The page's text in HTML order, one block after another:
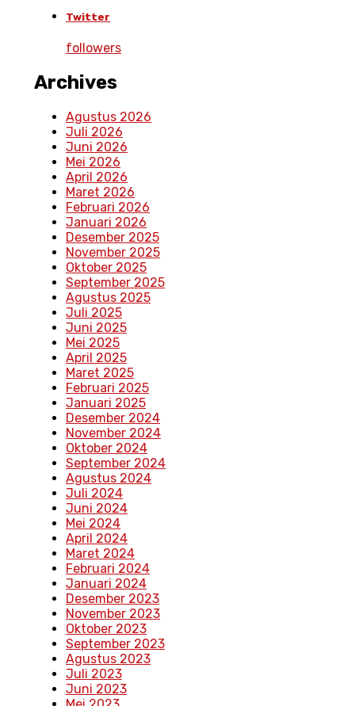
Twitter
followers
Archives
Agustus 2026
Juli 2026
Juni 2026
Mei 2026
April 2026
Maret 2026
Februari 2026
Januari 2026
Desember 2025
November 2025
Oktober 2025
September 2025
Agustus 2025
Juli 2025
Juni 2025
Mei 2025
April 2025
Maret 2025
Februari 2025
Januari 2025
Desember 2024
November 2024
Oktober 2024
September 2024
Agustus 2024
Juli 2024
Juni 2024
Mei 2024
April 2024
Maret 2024
Februari 2024
Januari 2024
Desember 2023
November 2023
Oktober 2023
September 2023
Agustus 2023
Juli 2023
Juni 2023